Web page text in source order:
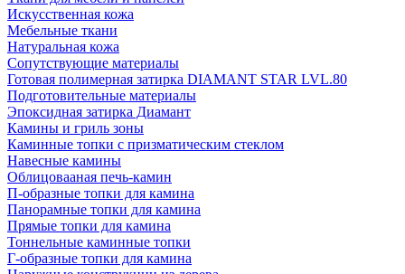
Искусственная кожа
Мебельные ткани
Натуральная кожа
Сопутствующие материалы
Готовая полимерная затирка DIAMANT STAR LVL.80
Подготовительные материалы
Эпоксидная затирка Диамант
Камины и гриль зоны
Каминные топки с призматическим стеклом
Навесные камины
Облицовааная печь-камин
П-образные топки для камина
Панорамные топки для камина
Прямые топки для камина
Тоннельные каминные топки
Г-образные топки для камина